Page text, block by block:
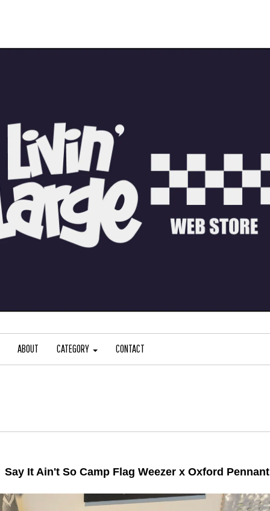
ABOUT CATEGORY CONTACT
Say It Ain't So Camp Flag Weezer x Oxford Pennant